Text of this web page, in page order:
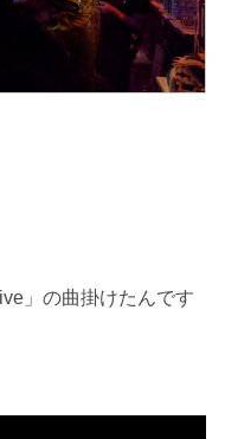
」の曲掛けたんです